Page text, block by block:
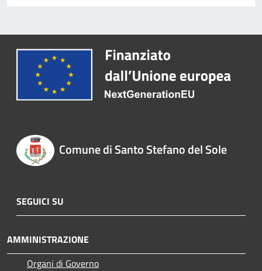
Comune di Santo Stefano del Sole
SEGUICI SU
AMMINISTRAZIONE
Organi di Governo